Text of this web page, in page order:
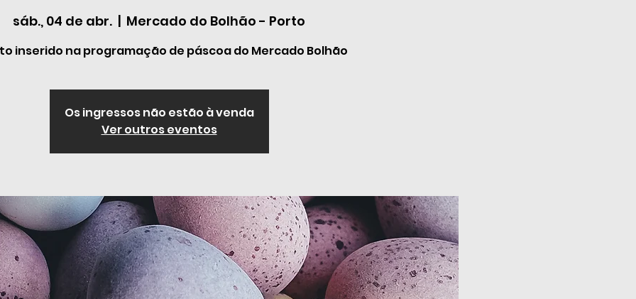
sáb., 04 de abr.
  |
Mercado do Bolhão - Porto
inserido na programação de páscoa do Mercado Bolhão
Os ingressos não estão à venda
Ver outros eventos